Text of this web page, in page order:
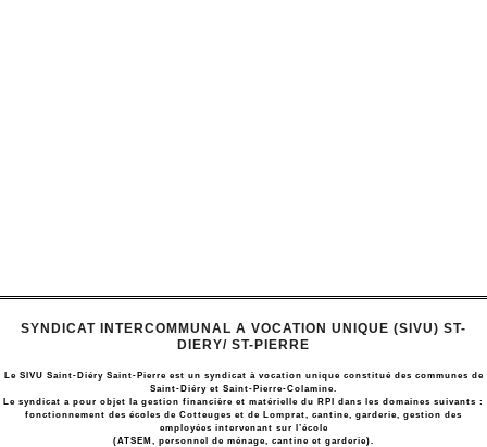
SYNDICAT INTERCOMMUNAL A VOCATION UNIQUE (SIVU) ST-
DIERY/ ST-PIERRE
Le SIVU Saint-Diéry Saint-Pierre est un syndicat à vocation unique constitué des communes de
Saint-Diéry et Saint-Pierre-Colamine.
Le syndicat a pour objet la gestion financière et matérielle du RPI dans les domaines suivants :
fonctionnement des écoles de Cotteuges et de Lomprat, cantine, garderie, gestion des
employées intervenant sur l’école
(ATSEM, personnel de ménage, cantine et garderie).